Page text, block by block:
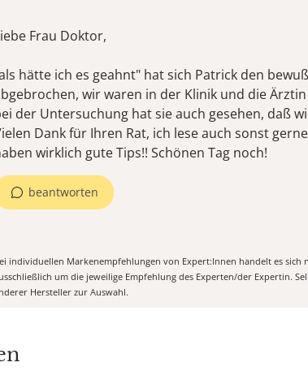
Frau Doktor,
hätte ich es geahnt" hat sich Patrick den
wir waren in der Klinik und die
der Untersuchung hat sie auch gesehen, daß
Dank für Ihren Rat, ich lese auch sonst
wirklich gute Tips!! Schönen Tag noch!
beantworten
individuellen Markenempfehlungen von Expert:Innen handelt es sich
um die jeweilige Empfehlung des Experten/der Expertin.
Hersteller zur Auswahl.